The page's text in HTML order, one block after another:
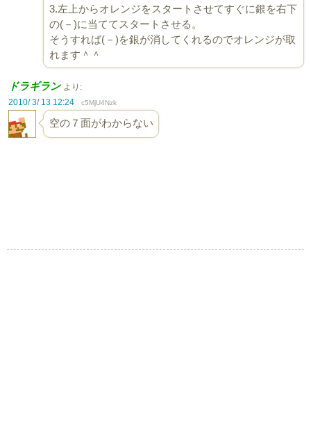
3.左上からオレンジをスタートさせてすぐに銀を右下
の(－)に当ててスタートさせる。
そうすれば(－)を銀が消してくれるのでオレンジが取
れます＾＾
ドラギラン より:
2010/ 3/ 13 12:24
c5MjU4Nzk
空の７面がわからない